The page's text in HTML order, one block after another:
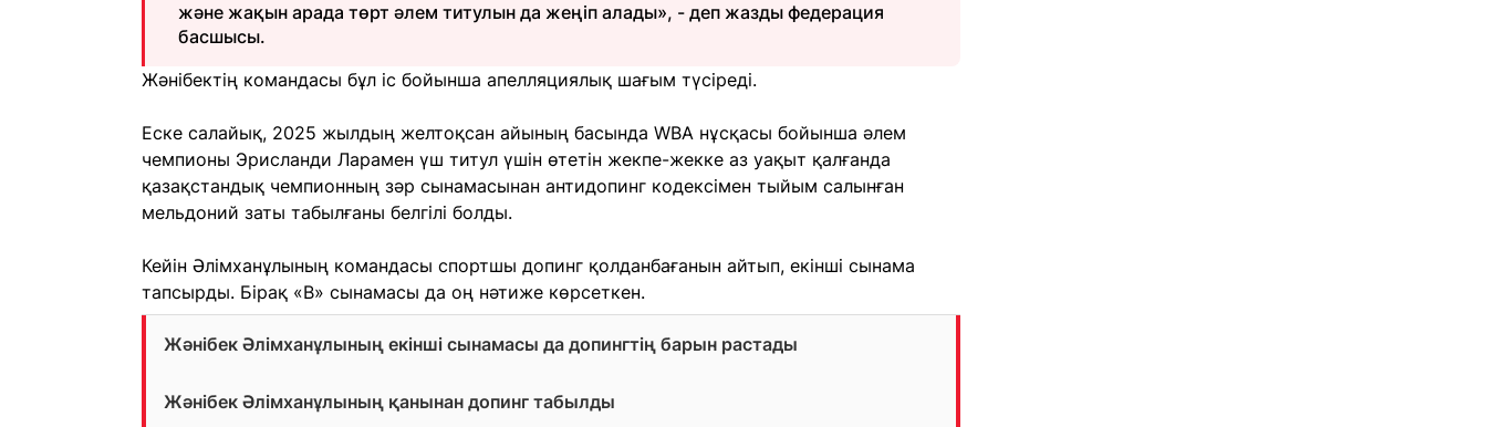
және жақын арада төрт әлем титулын да жеңіп алады», - деп жазды федерация
басшысы.
Жәнібектің командасы бұл іс бойынша апелляциялық шағым түсіреді.
Еске салайық, 2025 жылдың желтоқсан айының басында WBA нұсқасы бойынша әлем
чемпионы Эрисланди Ларамен үш титул үшін өтетін жекпе-жекке аз уақыт қалғанда
қазақстандық чемпионның зәр сынамасынан антидопинг кодексімен тыйым салынған
мельдоний заты табылғаны белгілі болды.
Кейін Әлімханұлының командасы спортшы допинг қолданбағанын айтып, екінші сынама
тапсырды. Бірақ «B» сынамасы да оң нәтиже көрсеткен.
Жәнібек Әлімханұлының екінші сынамасы да допингтің барын растады
Жәнібек Әлімханұлының қанынан допинг табылды